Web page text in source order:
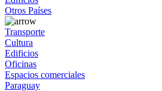
Otros Países
Transporte
Cultura
Edificios
Oficinas
Espacios comerciales
Paraguay